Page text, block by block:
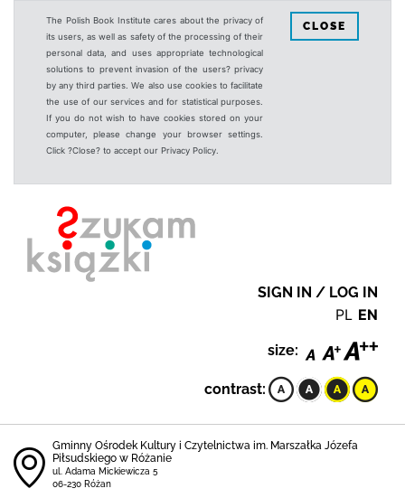
The Polish Book Institute cares about the privacy of
its users, as well as safety of the processing of their
personal data, and uses appropriate technological
solutions to prevent invasion of the users? privacy
by any third parties. We also use cookies to facilitate
the use of our services and for statistical purposes.
If you do not wish to have cookies stored on your
computer, please change your browser settings.
Click ?Close? to accept our Privacy Policy.
CLOSE
SIGN IN / LOG IN
PL EN
size:
contrast:
Gminny Ośrodek Kultury i Czytelnictwa im. Marszałka Józefa
Piłsudskiego w Różanie
ul. Adama Mickiewicza 5
06-230 Różan